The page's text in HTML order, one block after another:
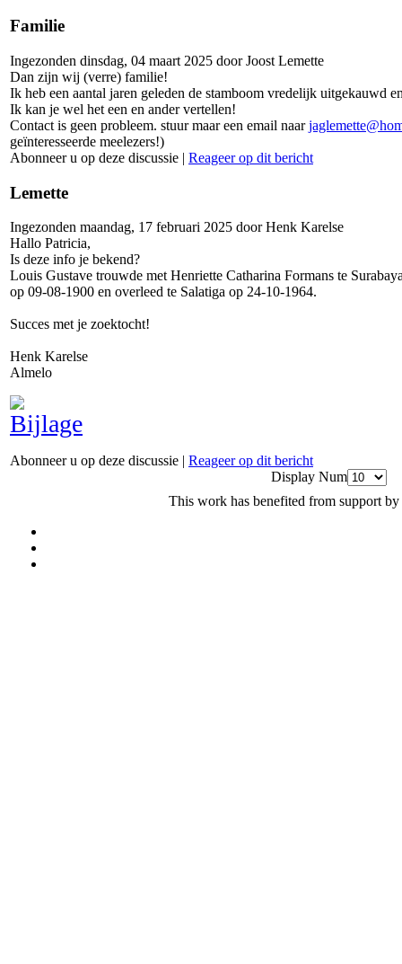
Familie
Ingezonden dinsdag, 04 maart 2025 door Joost Lemette
Dan zijn wij (verre) familie!
Ik heb een aantal jaren geleden de stamboom vredelijk uitgekauwd
Ik kan je wel het een en ander vertellen!
Contact is geen probleem. stuur maar een email naar
geïnteresseerde meelezers!)
Abonneer u op deze discussie | Reageer op dit bericht
Lemette
Ingezonden maandag, 17 februari 2025 door Henk Karelse
Hallo Patricia,
Is deze info je bekend?
Louis Gustave trouwde met Henriette Catharina Formans te
op 09-08-1900 en overleed te Salatiga op 24-10-1964.
Succes met je zoektocht!
Henk Karelse
Almelo
Abonneer u op deze discussie | Reageer op dit bericht
Display Num
This work has benefited from support